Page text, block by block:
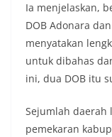
Ia menjelaskan,
DOB Adonara
menyatakan
untuk dibahas
ini, dua DOB itu
Sejumlah daerah
pemekaran